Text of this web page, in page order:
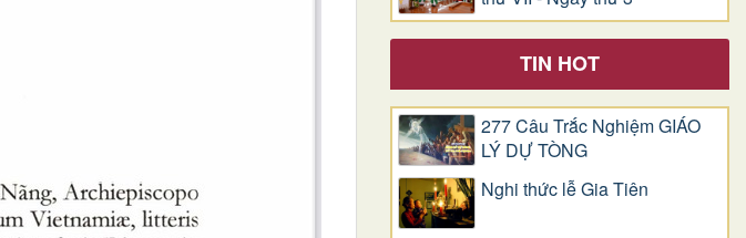
TIN HOT
277 Câu Trắc Nghiệm GIÁO
LÝ DỰ TÒNG
Nghi thức lễ Gia Tiên